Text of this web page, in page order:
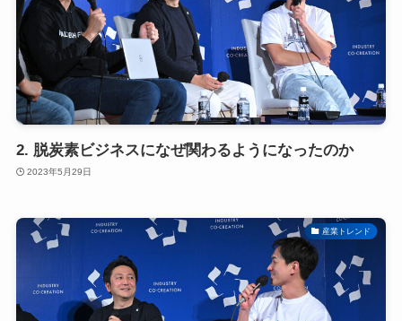
2. 脱炭素ビジネスになぜ関わるようになったのか
2023年5月29日
産業トレンド